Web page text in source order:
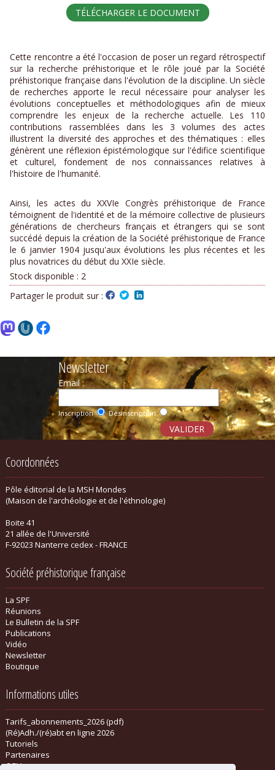
TÉLÉCHARGER LE DOCUMENT
Cette rencontre a été l'occasion de poser un regard rétrospectif
sur la recherche préhistorique et le rôle joué par la Société
préhistorique française dans l'évolution de la discipline. Un siècle
de recherches apporte le recul nécessaire pour analyser les
évolutions conceptuelles et méthodologiques afin de mieux
comprendre les enjeux de la recherche actuelle. Les 110
contributions rassemblées dans les 3 volumes des actes
illustrent la diversité des approches et des thématiques : elles
génèrent une réflexion épistémologique sur l'édifice scientifique
et culturel, fondement de nos connaissances relatives à
l'histoire de l'humanité.
Ainsi, les actes du XXVIe Congrès préhistorique de France
témoignent de l'identité et de la mémoire collective de plusieurs
générations de chercheurs français et étrangers qui se sont
succédé depuis la création de la Société préhistorique de France
le 6 janvier 1904 jusqu'aux évolutions les plus récentes et les
plus novatrices du début du XXIe siècle.
Stock disponible : 2
Partager le produit sur :
Newsletter
Email :
Inscription Désinscription
Coordonnées
Pôle éditorial de la MSH Mondes
(Maison de l'archéologie et de l'éthnologie)
Boite 41
21 allée de l'Université
F-92023 Nanterre cedex - FRANCE
Société préhistorique française
La SPF
Réunions
Le Bulletin de la SPF
Publications
Vidéo
Newsletter
Boutique
Informations utiles
Tarifs_abonnements_2026 (pdf)
(Ré)Adh./(ré)abt en ligne 2026
Tutoriels
Partenaires
CGV